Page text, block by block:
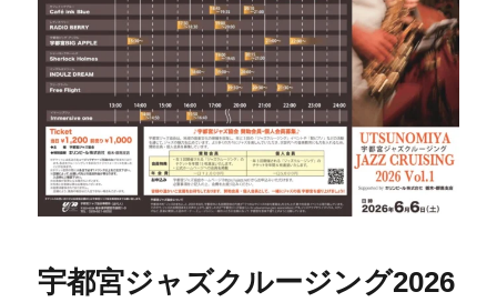
宇都宮ジャズクルージング2026